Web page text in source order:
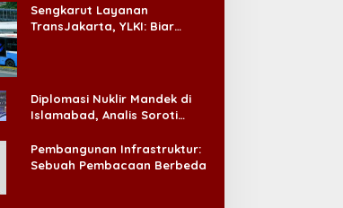
Ada ‘Badai Pemeriksaan’
Sengkarut Layanan
TransJakarta, YLKI: Biar
Diplomasi Nuklir Mandek di
Islamabad, Analis Soroti
Pembangunan Infrastruktur:
Sebuah Pembacaan Berbeda